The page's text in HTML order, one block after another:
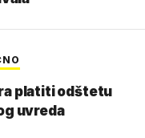
platiti odštetu
uvreda